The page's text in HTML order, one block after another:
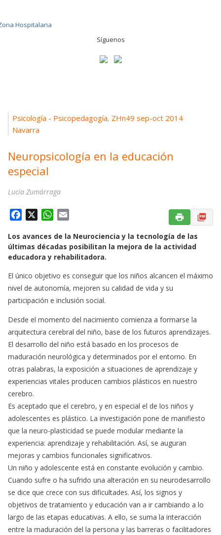
Síguenos
Psicología - Psicopedagogía, ZHn49 sep-oct 2014
Navarra
Neuropsicología en la educación
especial
Lucía Zumárraga
c
e
b
o
o
k
W
a
t
s
A
p
p
a
i
l
Los avances de la Neurociencia y la tecnología de las
últimas décadas posibilitan la mejora de la actividad
educadora y rehabilitadora.
El único objetivo es conseguir que los niños alcancen el máximo
nivel de autonomía, mejoren su calidad de vida y su
participación e inclusión social.
Desde el momento del nacimiento comienza a formarse la
arquitectura cerebral del niño, base de los futuros aprendizajes.
El desarrollo del niño está basado en los procesos de
maduración neurológica y determinados por el entorno. En
otras palabras, la exposición a situaciones de aprendizaje y
experiencias vitales producen cambios plásticos en nuestro
cerebro.
Es aceptado que el cerebro, y en especial el de los niños y
adolescentes es plástico. La investigación pone de manifiesto
que la neuro-plasticidad se puede modular mediante la
experiencia: aprendizaje y rehabilitación. Así, se auguran
mejoras y cambios funcionales significativos.
Un niño y adolescente está en constante evolución y cambio.
Cuando sufre o ha sufrido una alteración en su neurodesarrollo
se dice que crece con sus dificultades. Así, los signos y
objetivos de tratamiento y educación van a ir cambiando a lo
largo de las etapas educativas. A ello, se suma la interacción
entre la maduración del la persona y las barreras o facilitadores